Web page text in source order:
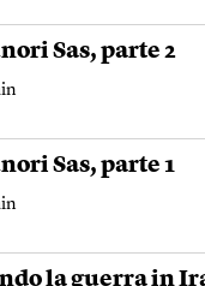
Sas, parte 2
Sas, parte 1
la guerra in